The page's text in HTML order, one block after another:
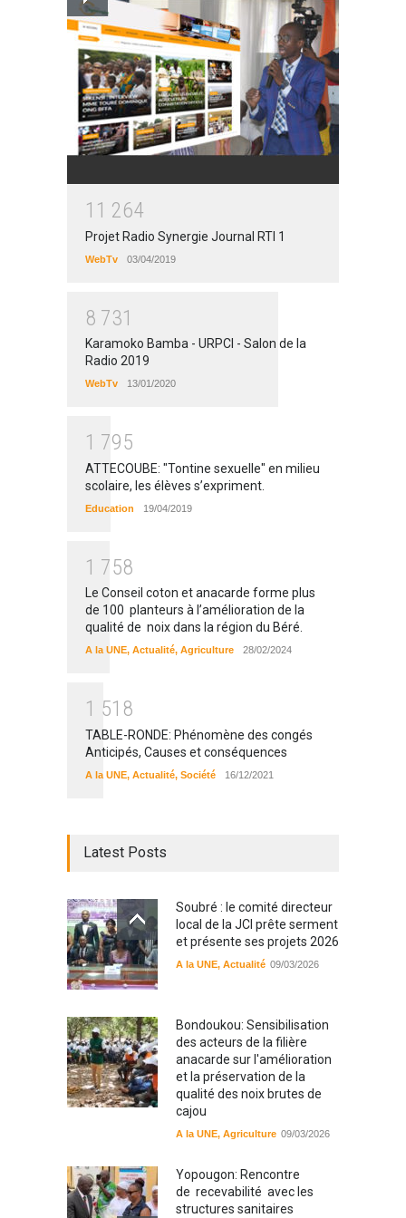
1 1 264
Projet Radio Synergie Journal RTI 1
WebTv 03/04/2019
8 731
Karamoko Bamba - URPCI - Salon de la
Radio 2019
WebTv 13/01/2020
1 795
ATTECOUBE: "Tontine sexuelle" en milieu
scolaire, les élèves s’expriment.
Education 19/04/2019
1 758
Le Conseil coton et anacarde forme plus
de 100 planteurs à l’amélioration de la
qualité de noix dans la région du Béré.
A la UNE, Actualité, Agriculture 28/02/2024
1 51 8
TABLE-RONDE: Phénomène des congés
Anticipés, Causes et conséquences
A la UNE, Actualité, Société 16/12/2021
Latest Posts
Soubré : le comité directeur
local de la JCI prête serment
et présente ses projets 2026
A la UNE, Actualité 09/03/2026
Bondoukou: Sensibilisation
des acteurs de la filière
anacarde sur l'amélioration
et la préservation de la
qualité des noix brutes de
cajou
A la UNE, Agriculture 09/03/2026
Yopougon: Rencontre
de recevabilité avec les
structures sanitaires